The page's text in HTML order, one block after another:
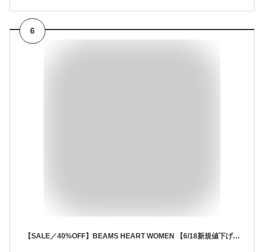
6
【SALE／40%OFF】BEAMS HEART WOMEN 【6/18新規値下げ】シアサッカー ワンピース 26SS 旅行 リゾート 洗える ウォッシャブル ドライタッチ 快適 さらさら イージーケア ビームス ハート ワンピース・ドレス ワンピース グリーン ベージュ ネイビー【送料無料】